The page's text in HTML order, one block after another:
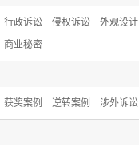
行政诉讼 侵权诉讼 外观设计
商业秘密
获奖案例 逆转案例 涉外诉讼